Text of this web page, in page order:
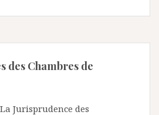
des Chambres de
Jurisprudence des